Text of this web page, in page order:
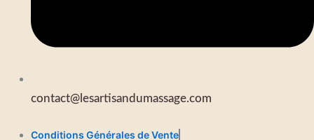
contact@lesartisandumassage.com
Conditions Générales de Vente